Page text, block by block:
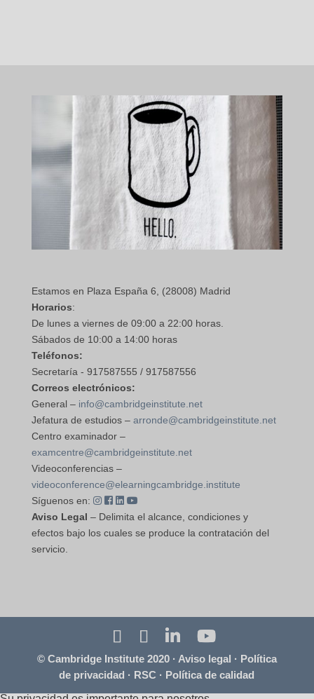
Estamos en Plaza España 6, (28008) Madrid
Horarios:
De lunes a viernes de 09:00 a 22:00 horas.
Sábados de 10:00 a 14:00 horas
Teléfonos:
Secretaría - 917587555 / 917587556
Correos electrónicos:
General – info@cambridgeinstitute.net
Jefatura de estudios – arronde@cambridgeinstitute.net
Centro examinador –
examcentre@cambridgeinstitute.net
Videoconferencias –
videoconference@elearningcambridge.institute
Síguenos en:
Aviso Legal – Delimita el alcance, condiciones y
efectos bajo los cuales se produce la contratación del
servicio.
© Cambridge Institute 2020 · Aviso legal · Política
de privacidad · RSC · Política de calidad